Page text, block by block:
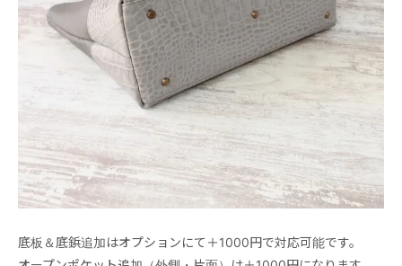
底板＆底鋲追加はオプションにて＋1000円で対応可能です。